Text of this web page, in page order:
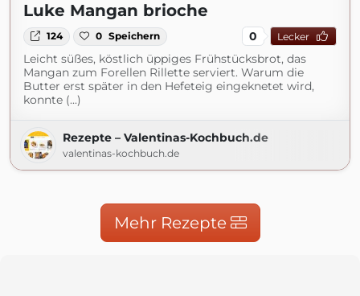
Luke Mangan brioche
124 0 Speichern 0 Lecker
Leicht süßes, köstlich üppiges Frühstücksbrot, das
Mangan zum Forellen Rillette serviert. Warum die
Butter erst später in den Hefeteig eingeknetet wird,
konnte (...)
Rezepte – Valentinas-Kochbuch.de
valentinas-kochbuch.de
Mehr Rezepte